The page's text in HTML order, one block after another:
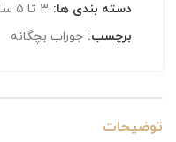
دسته بندی ها: 3 تا 5 سال
برچسب: جوراب بچگانه
توضیحات